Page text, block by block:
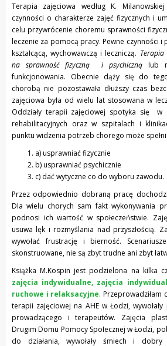
Terapia zajęciowa według K.
czynności o charakterze zajęć fizycznych i
celu przywrócenie choremu sprawności
leczenie za pomocą pracy. Pewne czynności
kształcącą, wychowawczą i leczniczą. Terapia
na sprawność fizyczną i psychiczną lub
funkcjonowania. Obecnie dąży się do
chorobą nie pozostawała dłuższy czas
zajęciowa była od wielu lat stosowana w
Oddziały terapii zajęciowej spotyka się w
rehabilitacyjnych oraz w szpitalach i
punktu widzenia potrzeb chorego może
a) usprawniać fizycznie
b) usprawniać psychicznie
c) dać wytyczne co do wyboru zawodu.
Przez odpowiednio dobraną pracę
Dla wielu chorych sam fakt wykonywania
podnosi ich wartość w społeczeństwie.
usuwa lęk i rozmyślania nad przyszłością.
wywołać frustrację i bierność.
skonstruowane, nie są zbyt trudne ani zbyt
Książka M.Kospin jest podzielona na kilka
zajęcia indywidualne, zajęcia
ruchowe i relaksacyjne. Przeprowadziłam
terapii zajęciowej na AHE w Łodzi,
prowadzącego i terapeutów. Zajęcia
Drugim Domu Pomocy Społecznej w Łodzi,
do działania, wywołały śmiech i dobry